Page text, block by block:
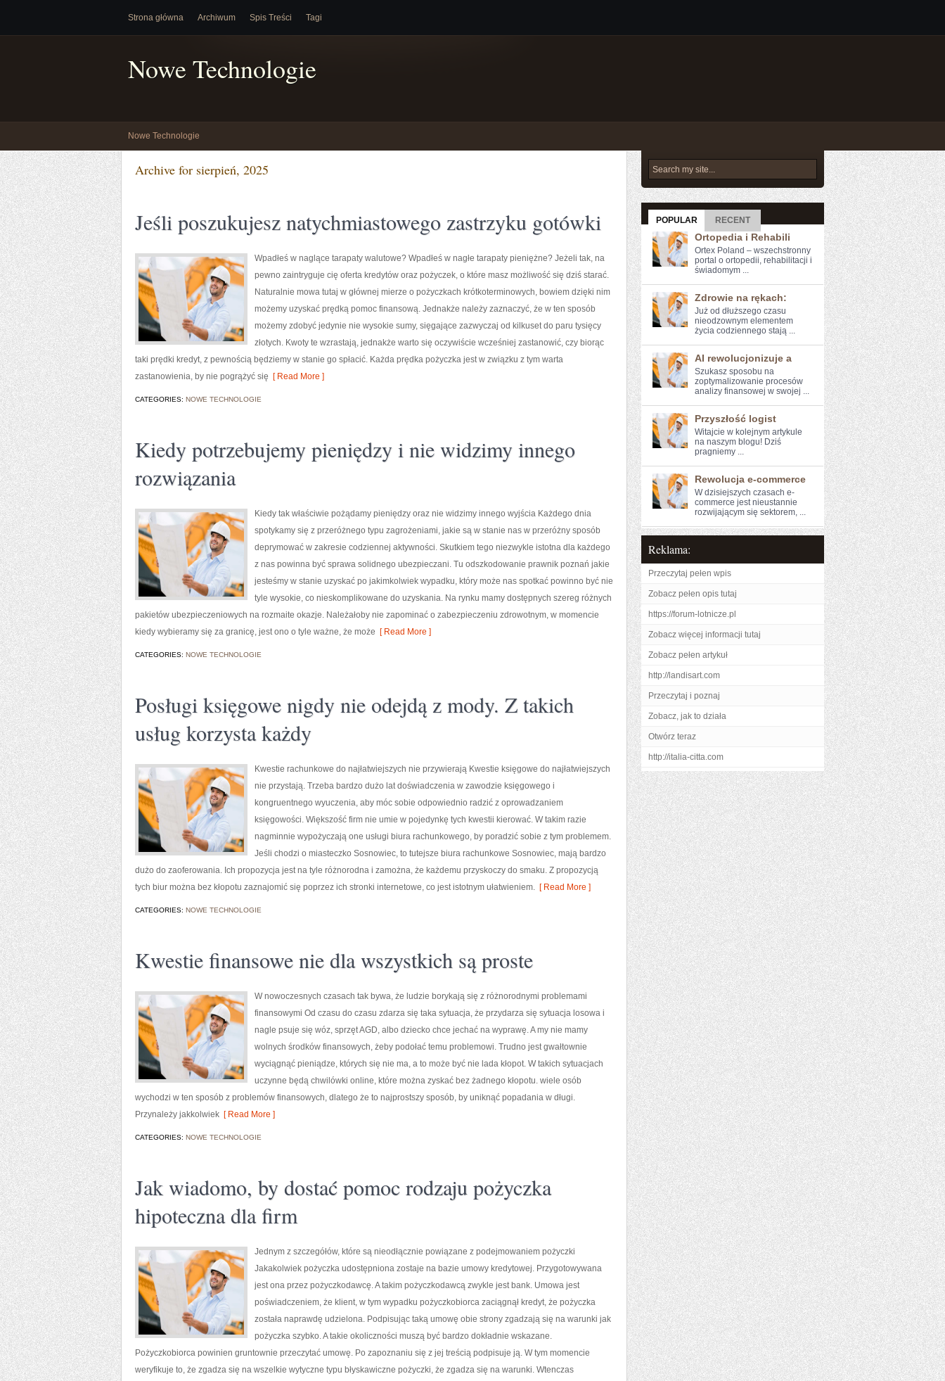
Strona główna Archiwum Spis Treści Tagi
Nowe Technologie
Nowe Technologie
Archive for sierpień, 2025
Jeśli poszukujesz natychmiastowego zastrzyku gotówki
Wpadłeś w naglące tarapaty walutowe? Wpadłeś w nagłe tarapaty pieniężne? Jeżeli tak, na
pewno zaintryguje cię oferta kredytów oraz pożyczek, o które masz możliwość się dziś starać.
Naturalnie mowa tutaj w głównej mierze o pożyczkach krótkoterminowych, bowiem dzięki nim
możemy uzyskać prędką pomoc finansową. Jednakże należy zaznaczyć, że w ten sposób
możemy zdobyć jedynie nie wysokie sumy, sięgające zazwyczaj od kilkuset do paru tysięcy
złotych. Kwoty te wzrastają, jednakże warto się oczywiście wcześniej zastanowić, czy biorąc
taki prędki kredyt, z pewnością będziemy w stanie go spłacić. Każda prędka pożyczka jest w związku z tym warta
zastanowienia, by nie pogrążyć się [ Read More ]
CATEGORIES: NOWE TECHNOLOGIE
Kiedy potrzebujemy pieniędzy i nie widzimy innego
rozwiązania
Kiedy tak właściwie pożądamy pieniędzy oraz nie widzimy innego wyjścia Każdego dnia
spotykamy się z przeróżnego typu zagrożeniami, jakie są w stanie nas w przeróżny sposób
deprymować w zakresie codziennej aktywności. Skutkiem tego niezwykle istotna dla każdego
z nas powinna być sprawa solidnego ubezpieczani. Tu odszkodowanie prawnik poznań jakie
jesteśmy w stanie uzyskać po jakimkolwiek wypadku, który może nas spotkać powinno być nie
tyle wysokie, co nieskomplikowane do uzyskania. Na rynku mamy dostępnych szereg różnych
pakietów ubezpieczeniowych na rozmaite okazje. Należałoby nie zapominać o zabezpieczeniu zdrowotnym, w momencie
kiedy wybieramy się za granicę, jest ono o tyle ważne, że może [ Read More ]
CATEGORIES: NOWE TECHNOLOGIE
Posługi księgowe nigdy nie odejdą z mody. Z takich
usług korzysta każdy
Kwestie rachunkowe do najłatwiejszych nie przywierają Kwestie księgowe do najłatwiejszych
nie przystają. Trzeba bardzo dużo lat doświadczenia w zawodzie księgowego i
kongruentnego wyuczenia, aby móc sobie odpowiednio radzić z oprowadzaniem
księgowości. Większość firm nie umie w pojedynkę tych kwestii kierować. W takim razie
nagminnie wypożyczają one usługi biura rachunkowego, by poradzić sobie z tym problemem.
Jeśli chodzi o miasteczko Sosnowiec, to tutejsze biura rachunkowe Sosnowiec, mają bardzo
dużo do zaoferowania. Ich propozycja jest na tyle różnorodna i zamożna, że każdemu przyskoczy do smaku. Z propozycją
tych biur można bez kłopotu zaznajomić się poprzez ich stronki internetowe, co jest istotnym ułatwieniem. [ Read More ]
CATEGORIES: NOWE TECHNOLOGIE
Kwestie finansowe nie dla wszystkich są proste
W nowoczesnych czasach tak bywa, że ludzie borykają się z różnorodnymi problemami
finansowymi Od czasu do czasu zdarza się taka sytuacja, że przydarza się sytuacja losowa i
nagle psuje się wóz, sprzęt AGD, albo dziecko chce jechać na wyprawę. A my nie mamy
wolnych środków finansowych, żeby podołać temu problemowi. Trudno jest gwałtownie
wyciągnąć pieniądze, których się nie ma, a to może być nie lada kłopot. W takich sytuacjach
uczynne będą chwilówki online, które można zyskać bez żadnego kłopotu. wiele osób
wychodzi w ten sposób z problemów finansowych, dlatego że to najprostszy sposób, by uniknąć popadania w długi.
Przynależy jakkolwiek [ Read More ]
CATEGORIES: NOWE TECHNOLOGIE
Jak wiadomo, by dostać pomoc rodzaju pożyczka
hipoteczna dla firm
Jednym z szczegółów, które są nieodłącznie powiązane z podejmowaniem pożyczki
Jakakolwiek pożyczka udostępniona zostaje na bazie umowy kredytowej. Przygotowywana
jest ona przez pożyczkodawcę. A takim pożyczkodawcą zwykle jest bank. Umowa jest
poświadczeniem, że klient, w tym wypadku pożyczkobiorca zaciągnął kredyt, że pożyczka
została naprawdę udzielona. Podpisując taką umowę obie strony zgadzają się na warunki jak
pożyczka szybko. A takie okoliczności muszą być bardzo dokładnie wskazane.
Pożyczkobiorca powinien gruntownie przeczytać umowę. Po zapoznaniu się z jej treścią podpisuje ją. W tym momencie
weryfikuje to, że zgadza się na wszelkie wytyczne typu błyskawiczne pożyczki, że zgadza się na warunki. Wtenczas
POPULAR RECENT
Ortopedia i Rehabili
Ortex Poland – wszechstronny
portal o ortopedii, rehabilitacji i
świadomym ...
Zdrowie na rękach:
Już od dłuższego ⁣czasu
nieodzownym elementem
życia codziennego stają ...
AI rewolucjonizuje a
Szukasz sposobu na
zoptymalizowanie ⁤procesów
analizy finansowej w swojej ...
Przyszłość logist
Witajcie w kolejnym artykule⁣
na naszym blogu! Dziś
pragniemy⁤ ...
Rewolucja e-commerce
W dzisiejszych‌ czasach e-
commerce jest nieustannie
rozwijającym się ​sektorem, ...
Reklama:
Przeczytaj pełen wpis
Zobacz pełen opis tutaj
https://forum-lotnicze.pl
Zobacz więcej informacji tutaj
Zobacz pełen artykuł
http://landisart.com
Przeczytaj i poznaj
Zobacz, jak to działa
Otwórz teraz
http://italia-citta.com